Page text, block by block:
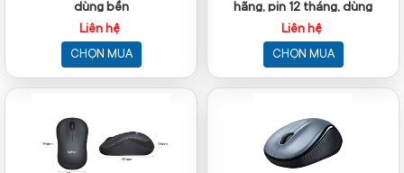
dùng bền
Liên hệ
CHỌN MUA
hãng, pin 12 tháng, dùng
mượt
Liên hệ
CHỌN MUA